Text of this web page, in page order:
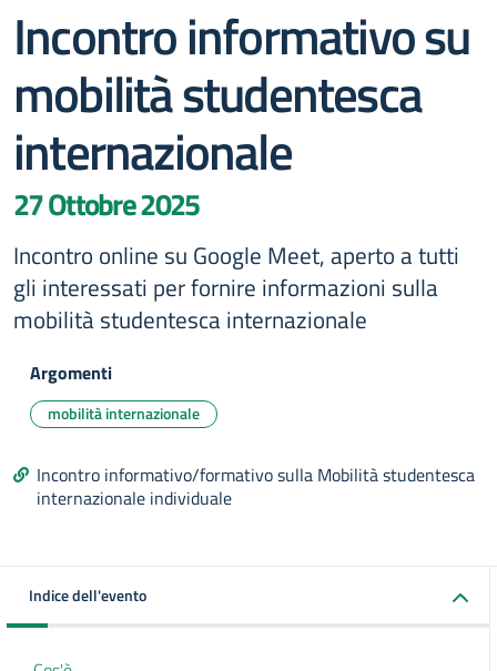
Incontro informativo su
mobilità studentesca
internazionale
27 Ottobre 2025
Incontro online su Google Meet, aperto a tutti
gli interessati per fornire informazioni sulla
mobilità studentesca internazionale
Argomenti
mobilità internazionale
Incontro informativo/formativo sulla Mobilità studentesca
internazionale individuale
Indice dell'evento